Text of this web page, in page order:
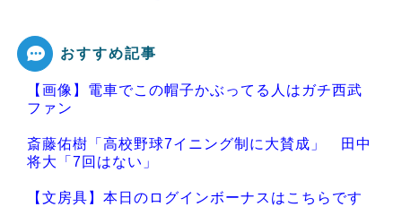
Powered by livedoor 相互RSS
おすすめ記事
【画像】電車でこの帽子かぶってる人はガチ西武
ファン
斎藤佑樹「高校野球7イニング制に大賛成」 田中
将大「7回はない」
【文房具】本日のログインボーナスはこちらです